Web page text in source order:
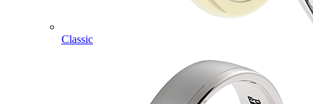
Classic